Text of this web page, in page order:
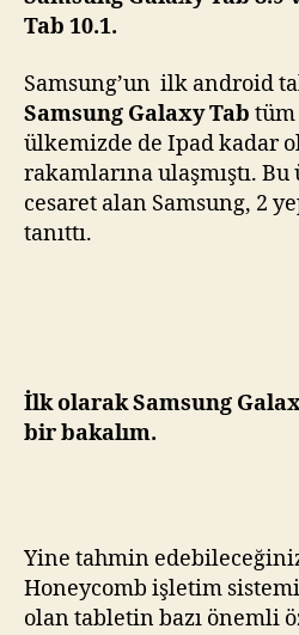
Tab 10.1.
Samsung’un ilk android
Samsung Galaxy Tab
ülkemizde de Ipad kadar
rakamlarına ulaşmıştı.
cesaret alan Samsung, 2
tanıttı.
İlk olarak Samsung
bir bakalım.
Yine tahmin
Honeycomb işletim
olan tabletin bazı önemli